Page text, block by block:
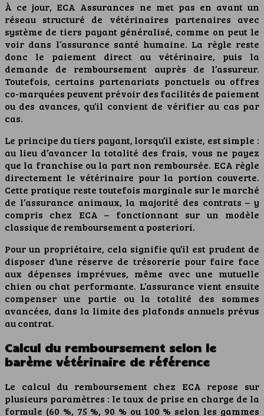
À ce jour, ECA Assurances ne met pas en avant un
réseau structuré de vétérinaires partenaires avec
système de tiers payant généralisé, comme on peut le
voir dans l’assurance santé humaine. La règle reste
donc le paiement direct au vétérinaire, puis la
demande de remboursement auprès de l’assureur.
Toutefois, certains partenariats ponctuels ou offres
co-marquées peuvent prévoir des facilités de paiement
ou des avances, qu’il convient de vérifier au cas par
cas.
Le principe du tiers payant, lorsqu’il existe, est simple :
au lieu d’avancer la totalité des frais, vous ne payez
que la franchise ou la part non remboursée. ECA règle
directement le vétérinaire pour la portion couverte.
Cette pratique reste toutefois marginale sur le marché
de l’assurance animaux, la majorité des contrats – y
compris chez ECA – fonctionnant sur un modèle
classique de remboursement a posteriori.
Pour un propriétaire, cela signifie qu’il est prudent de
disposer d’une réserve de trésorerie pour faire face
aux dépenses imprévues, même avec une mutuelle
chien ou chat performante. L’assurance vient ensuite
compenser une partie ou la totalité des sommes
avancées, dans la limite des plafonds annuels prévus
au contrat.
Calcul du remboursement selon le
barème vétérinaire de référence
Le calcul du remboursement chez ECA repose sur
plusieurs paramètres : le taux de prise en charge de la
formule (60 %, 75 %, 90 % ou 100 % selon les gammes